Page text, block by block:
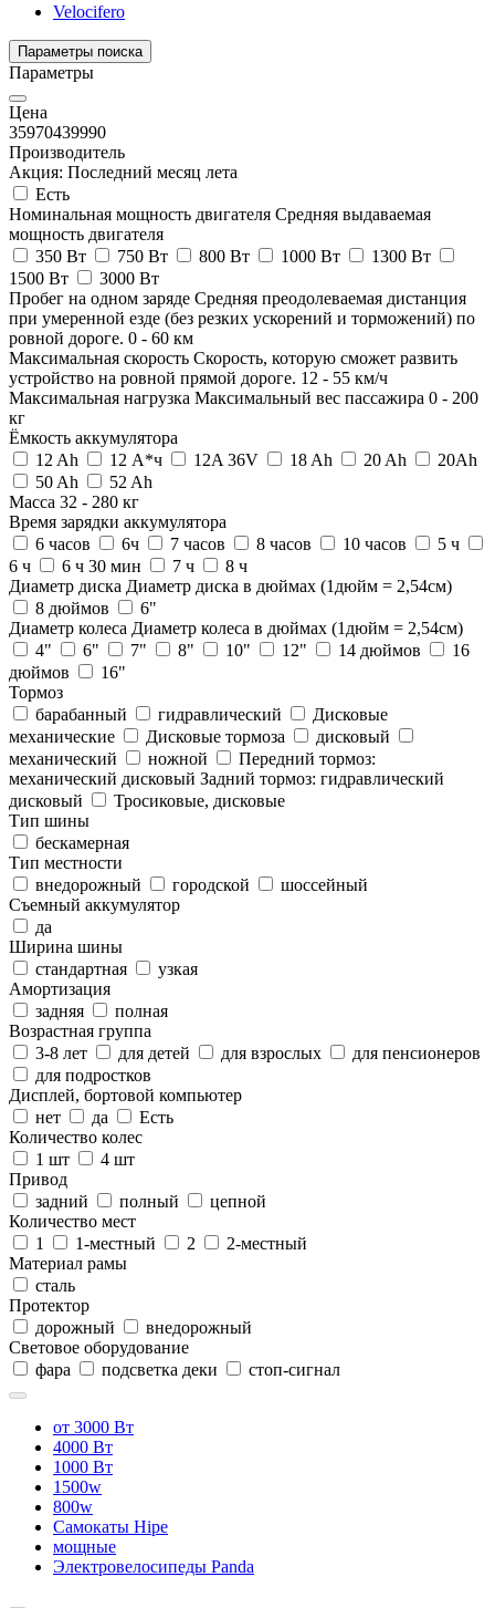
Velocifero
Параметры поиска
Параметры
Цена
35970439990
Производитель
Акция: Последний месяц лета
Есть
Номинальная мощность двигателя Средняя выдаваемая
мощность двигателя
350 Вт
750 Вт 800 Вт 1000 Вт
1300 Вт
1500 Вт
3000 Вт
Пробег на одном заряде Средняя преодолеваемая дистанция
при умеренной езде (без резких ускорений и торможений) по
ровной дороге. 0 - 60 км
Максимальная скорость Скорость, которую сможет развить
устройство на ровной прямой дороге. 12 - 55 км/ч
Максимальная нагрузка Максимальный вес пассажира 0 - 200
кг
Ёмкость аккумулятора
12 Ah
12 А*ч 12A 36V 18 Ah 20 Ah
20Ah
50 Ah
52 Ah
Масса 32 - 280 кг
Время зарядки аккумулятора
6 часов
6ч 7 часов 8 часов 10 часов
5 ч
6 ч
6 ч 30 мин 7 ч
8 ч
Диаметр диска Диаметр диска в дюймах (1дюйм = 2,54см)
8 дюймов
6"
Диаметр колеса Диаметр колеса в дюймах (1дюйм = 2,54см)
4"
6" 7" 8" 10" 12" 14 дюймов
16
дюймов
16"
Тормоз
барабанный
гидравлический
Дисковые
механические
Дисковые тормоза
дисковый
механический
ножной
Передний тормоз:
механический дисковый Задний тормоз: гидравлический
дисковый
Тросиковые, дисковые
Тип шины
бескамерная
Тип местности
внедорожный
городской
шоссейный
Съемный аккумулятор
да
Ширина шины
стандартная
узкая
Амортизация
задняя
полная
Возрастная группа
3-8 лет
для детей для взрослых
для пенсионеров
для подростков
Дисплей, бортовой компьютер
нет
да
Есть
Количество колес
1 шт
4 шт
Привод
задний
полный
цепной
Количество мест
1
1-местный 2
2-местный
Материал рамы
сталь
Протектор
дорожный
внедорожный
Световое оборудование
фара
подсветка деки стоп-сигнал
от 3000 Вт
4000 Вт
1000 Вт
1500w
800w
Самокаты Hipe
мощные
Электровелосипеды Panda